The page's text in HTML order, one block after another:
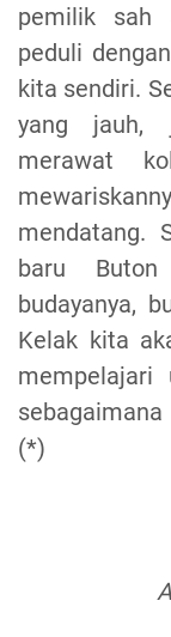
pemilik sah
peduli
kita sendiri.
yang jauh,
merawat
mendatang.
baru
budayanya,
Kelak kita
mempelajari
sebagaimana
(*)